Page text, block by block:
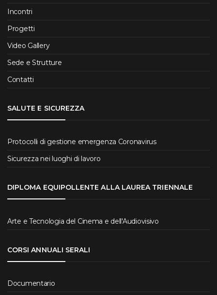
Incontri
Progetti
Video Gallery
Sede e Strutture
Contatti
SALUTE E SICUREZZA
Protocolli di gestione emergenza Coronavirus
Sicurezza nei luoghi di lavoro
DIPLOMA EQUIPOLLENTE ALLA LAUREA TRIENNALE
Arte e Tecnologia del Cinema e dell'Audiovisivo
CORSI ANNUALI SERALI
Documentario